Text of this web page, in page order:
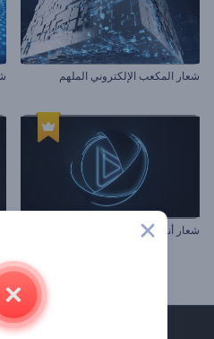
شعار المكعب الإلكتروني الملهم
شعار أنيميشن الكرات ثلاثية الأبعاد